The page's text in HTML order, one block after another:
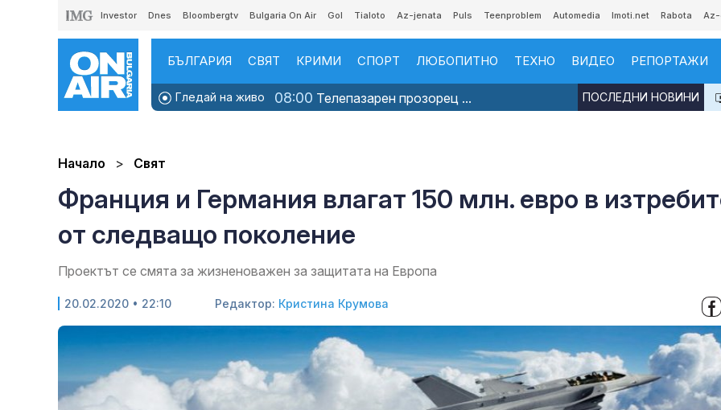
Investor Dnes Bloombergtv Bulgaria On Air Gol Tialoto Az-jenata Puls Teenproblem Automedia Imoti.net Rabota
БЪЛГАРИЯ СВЯТ КРИМИ СПОРТ ЛЮБОПИТНО ТЕХНО ВИДЕО РЕПОРТАЖИ
Гледай на живо 08:00 Телепазарен прозорец ... ПОСЛЕДНИ НОВИНИ
Начало Свят
Франция и Германия влагат 150 млн. евро в
от следващо поколение
Проектът се смята за жизненоважен за защитата на Европа
20.02.2020 • 22:10 Редактор: Кристина Крумова